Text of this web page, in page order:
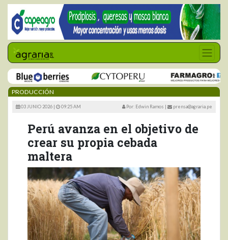
PRODUCCIÓN
03 JUNIO 2026 | 09:25 AM Por: Edwin Ramos | prensa@agraria.pe
Perú avanza en el objetivo de
crear su propia cebada
maltera